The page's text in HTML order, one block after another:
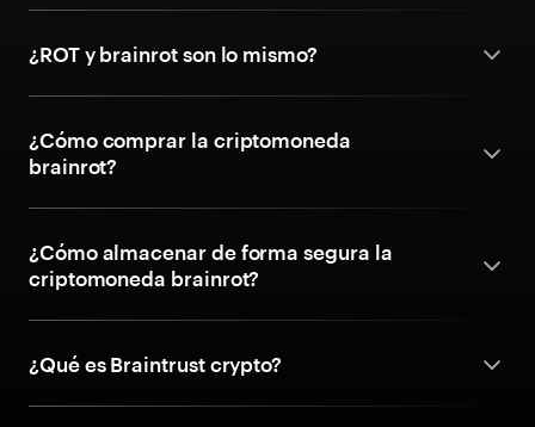
¿ROT y brainrot son lo mismo?
¿Cómo comprar la criptomoneda
brainrot?
¿Cómo almacenar de forma segura la
criptomoneda brainrot?
¿Qué es Braintrust crypto?